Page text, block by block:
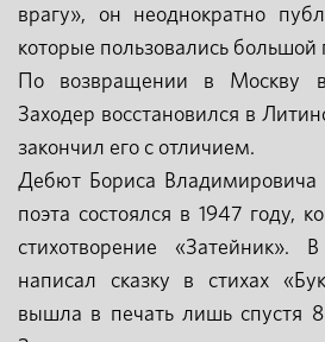
врагу», он неоднократно
которые пользовались большой
По возвращении в Москву
Заходер восстановился в
закончил его с отличием.
Дебют Бориса Владимировича
поэта состоялся в 1947 году,
стихотворение
написал сказку в стихах
вышла в печать лишь спустя